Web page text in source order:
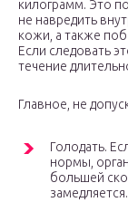
килограмм. Это
не навредить
кожи, а также
Если следовать
течение
Главное, не
Голодать.
нормы,
большей
замедляется.